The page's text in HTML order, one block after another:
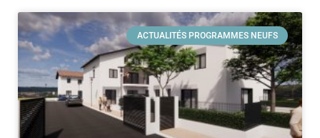
ACTUALITÉS PROGRAMMES NEUFS